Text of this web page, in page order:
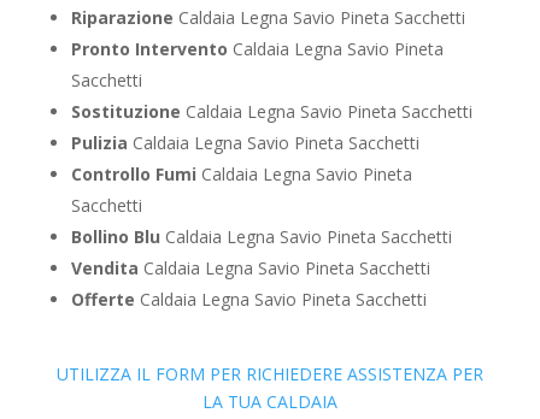
Riparazione Caldaia Legna Savio Pineta Sacchetti
Pronto Intervento Caldaia Legna Savio Pineta
Sacchetti
Sostituzione Caldaia Legna Savio Pineta Sacchetti
Pulizia Caldaia Legna Savio Pineta Sacchetti
Controllo Fumi Caldaia Legna Savio Pineta
Sacchetti
Bollino Blu Caldaia Legna Savio Pineta Sacchetti
Vendita Caldaia Legna Savio Pineta Sacchetti
Offerte Caldaia Legna Savio Pineta Sacchetti
UTILIZZA IL FORM PER RICHIEDERE ASSISTENZA PER
LA TUA CALDAIA